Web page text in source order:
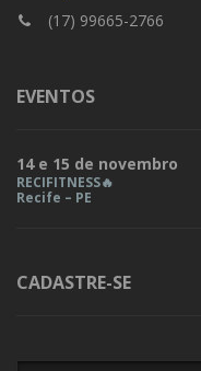
(17) 99665-2766
EVENTOS
14 e 15 de novembro
RECIFITNESS🔥
Recife – PE
CADASTRE-SE